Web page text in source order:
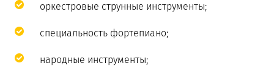
оркестровые струнные инструменты;
специальность фортепиано;
народные инструменты;